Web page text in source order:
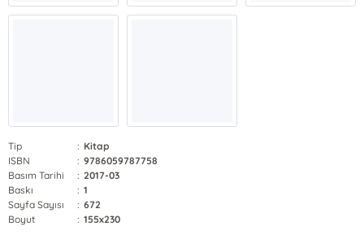
Tip : Kitap
ISBN
: 9786059787758
Basım Tarihi
: 2017-03
Baskı
: 1
Sayfa Sayısı
: 672
Boyut
: 155x230